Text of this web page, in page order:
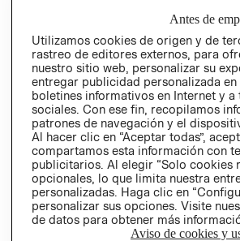
POLÍTICA
EMPRESARIAL
Antes de
Utilizamos cookies de origen y de
rastreo de editores externos, para
nuestro sitio web, personalizar su
entregar publicidad personalizada
boletines informativos en Internet y
sociales. Con ese fin, recopilamos
patrones de navegación y el
Al hacer clic en “Aceptar todas”,
compartamos esta información con
publicitarios. Al elegir “Solo cookies
opcionales, lo que limita nuestra
personalizadas. Haga clic en
personalizar sus opciones. Visite
de datos para obtener más
Aviso de cookies y